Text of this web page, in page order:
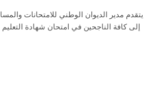
يتقدم مدير الديوان الوطني للامتحانات
إلى كافة الناجحين في امتحان شهادة التعليم